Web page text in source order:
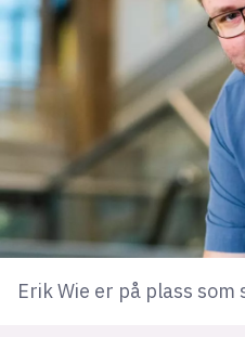
Erik Wie er på plass
utdanning
frontend
devops
tilgjengelighet